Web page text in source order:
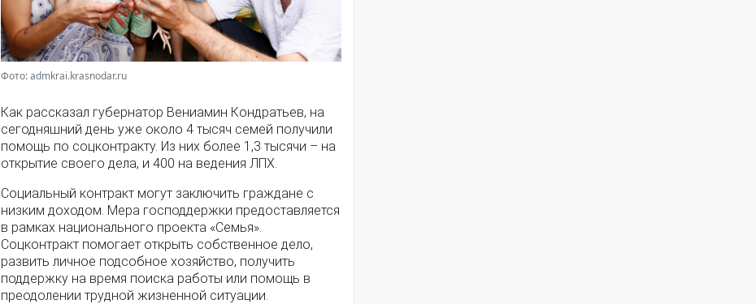
Фото: admkrai.krasnodar.ru
Как рассказал губернатор Вениамин Кондратьев, на
сегодняшний день уже около 4 тысяч семей получили
помощь по соцконтракту. Из них более 1,3 тысячи – на
открытие своего дела, и 400 на ведения ЛПХ.
Социальный контракт могут заключить граждане с
низким доходом. Мера господдержки предоставляется
в рамках национального проекта «Семья».
Соцконтракт помогает открыть собственное дело,
развить личное подсобное хозяйство, получить
поддержку на время поиска работы или помощь в
преодолении трудной жизненной ситуации.